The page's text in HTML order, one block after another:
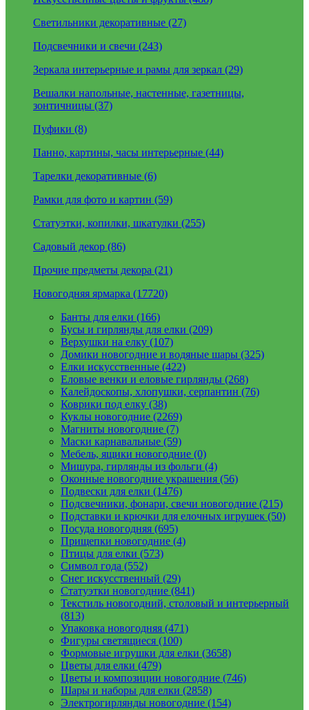
Светильники декоративные (27)
Подсвечники и свечи (243)
Зеркала интерьерные и рамы для зеркал (29)
Вешалки напольные, настенные, газетницы,
зонтичницы (37)
Пуфики (8)
Панно, картины, часы интерьерные (44)
Тарелки декоративные (6)
Рамки для фото и картин (59)
Статуэтки, копилки, шкатулки (255)
Садовый декор (86)
Прочие предметы декора (21)
Новогодняя ярмарка (17720)
Банты для елки (166)
Бусы и гирлянды для елки (209)
Верхушки на елку (107)
Домики новогодние и водяные шары (325)
Елки искусственные (422)
Еловые венки и еловые гирлянды (268)
Калейдоскопы, хлопушки, серпантин (76)
Коврики под елку (38)
Куклы новогодние (2269)
Магниты новогодние (7)
Маски карнавальные (59)
Мебель, ящики новогодние (0)
Мишура, гирлянды из фольги (4)
Оконные новогодние украшения (56)
Подвески для елки (1476)
Подсвечники, фонари, свечи новогодние (215)
Подставки и крючки для елочных игрушек (50)
Посуда новогодняя (695)
Прищепки новогодние (4)
Птицы для елки (573)
Символ года (552)
Снег искусственный (29)
Статуэтки новогодние (841)
Текстиль новогодний, столовый и интерьерный
(813)
Упаковка новогодняя (471)
Фигуры светящиеся (100)
Формовые игрушки для елки (3658)
Цветы для елки (479)
Цветы и композиции новогодние (746)
Шары и наборы для елки (2858)
Электрогирлянды новогодние (154)